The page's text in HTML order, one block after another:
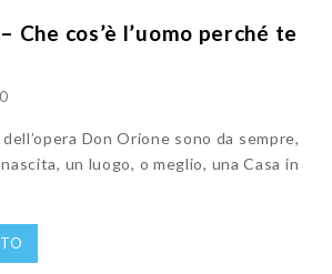
Che cos’è l’uomo perché te
Don Orione sono da sempre,
un luogo, o meglio, una Casa in